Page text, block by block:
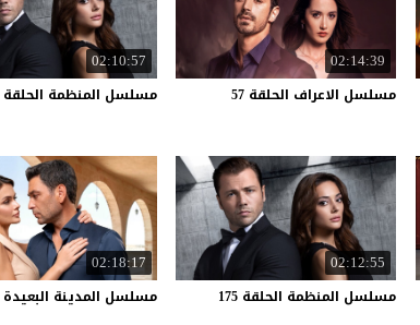
02:14:39
مسلسل الاعراف الحلقة 57
02:10:57
مسلسل المنظمة الحلقة
02:12:55
مسلسل المنظمة الحلقة 175
02:18:17
مسلسل المدينة البعيدة